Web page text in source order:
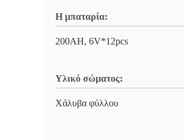
Η μπαταρία:
200AH, 6V*12pcs
Υλικό σώματος:
Χάλυβα φύλλου